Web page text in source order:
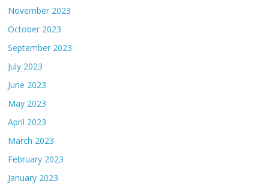
November 2023
October 2023
September 2023
July 2023
June 2023
May 2023
April 2023
March 2023
February 2023
January 2023